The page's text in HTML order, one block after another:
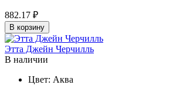
882.17 ₽
В корзину
Этта Джейн Черчилль
В наличии
Цвет: Аква